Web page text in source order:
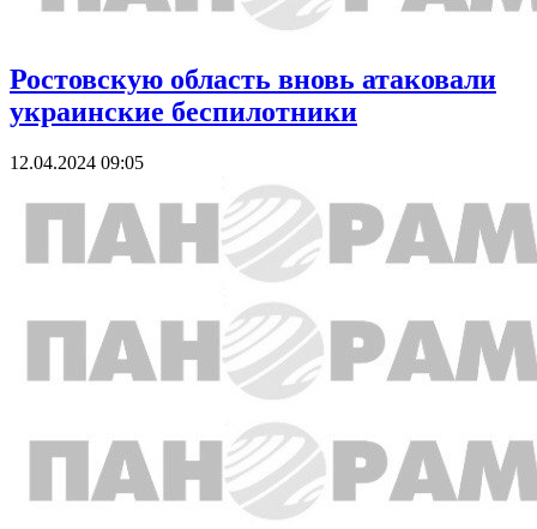
Ростовскую область вновь атаковали
украинские беспилотники
12.04.2024 09:05